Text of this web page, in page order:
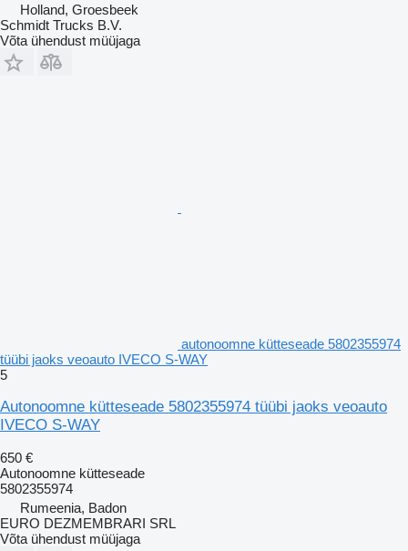
Holland, Groesbeek
Schmidt Trucks B.V.
Võta ühendust müüjaga
autonoomne kütteseade 5802355974
tüübi jaoks veoauto IVECO S-WAY
5
Autonoomne kütteseade 5802355974 tüübi jaoks veoauto
IVECO S-WAY
650 €
Autonoomne kütteseade
5802355974
Rumeenia, Badon
EURO DEZMEMBRARI SRL
Võta ühendust müüjaga